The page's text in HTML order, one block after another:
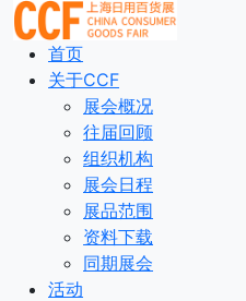
首页
关于CCF
展会概况
往届回顾
组织机构
展会日程
展品范围
资料下载
同期展会
活动